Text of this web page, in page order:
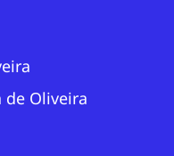
de Oliveira